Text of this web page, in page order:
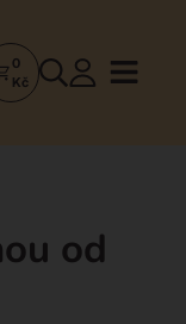
0
Kč
od